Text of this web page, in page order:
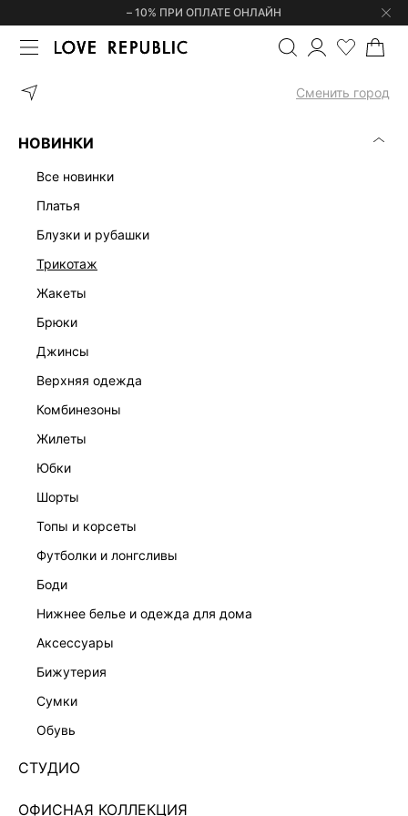
– 10% ПРИ ОПЛАТЕ ОНЛАЙН
Сменить город
НОВИНКИ
все новинки
платья
блузки и рубашки
трикотаж
жакеты
брюки
джинсы
верхняя одежда
комбинезоны
жилеты
юбки
шорты
топы и корсеты
футболки и лонгсливы
боди
нижнее белье и одежда для дома
аксессуары
бижутерия
сумки
обувь
СТУДИО
ОФИСНАЯ КОЛЛЕКЦИЯ
ГЛАВНАЯ ПРЯМЫЕ ДЖИНСЫ
ЭКСКЛЮЗИВНО ОНЛАЙН
ПРЯМЫЕ ДЖИНСЫ 5153425704-109
Нет в наличии
ЦВЕТ:СЕРЫЙ